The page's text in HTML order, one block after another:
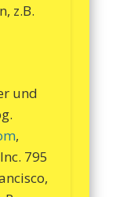
z.B.
und
,
795